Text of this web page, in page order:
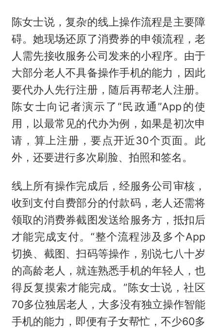
陈女士说，复杂的线上操作流程是主要障
碍。她现场还原了消费券的申领流程，老
人需先接收服务公司发来的小程序。由于
大部分老人不具备操作手机的能力，因此
要代办人先行注册，随后再帮老人注册。
陈女士向记者演示了“民政通”App的使
用，以最常见的代办为例，如果是初次申
请，算上注册，要点开近30个页面。此
外，还要进行多次刷脸、拍照和签名。
线上所有操作完成后，经服务公司审核，
收到支付自费部分的付款码，老人还需将
领取的消费券截图发送给服务方，抵扣后
才能完成支付。“整个流程涉及多个App
切换、截图、扫码等操作，别说七八十岁
的高龄老人，就连熟悉手机的年轻人，也
得反复摸索才能完成。”陈女士说，社区
70多位独居老人，大多没有独立操作智能
手机的能力，即便有子女帮忙，不少60多